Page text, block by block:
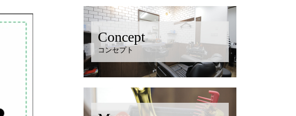
Concept
コンセプト